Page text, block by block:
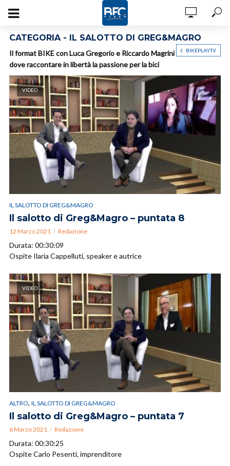
CATEGORIA - IL SALOTTO DI GREG&MAGRO
BIKEPLAY.TV
Il format BIKE con Luca Gregorio e Riccardo Magrini
dove raccontare in libertà la passione per la bici
VIDEO
IL SALOTTO DI GREG&MAGRO
Il salotto di Greg&Magro – puntata 8
12 Marzo 2021 Redazione
Durata: 00:30:09
Ospite Ilaria Cappelluti, speaker e autrice
VIDEO
ALTRO, IL SALOTTO DI GREG&MAGRO
Il salotto di Greg&Magro – puntata 7
6 Marzo 2021 Redazione
Durata: 00:30:25
Ospite Carlo Pesenti, imprenditore